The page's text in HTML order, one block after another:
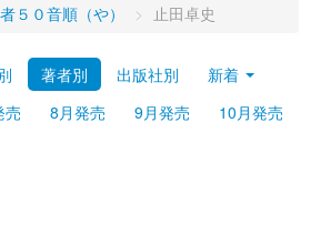
５０音順（や） > 止田卓史
著者別 出版社別
新着
売 8月発売 9月発売 10月発売